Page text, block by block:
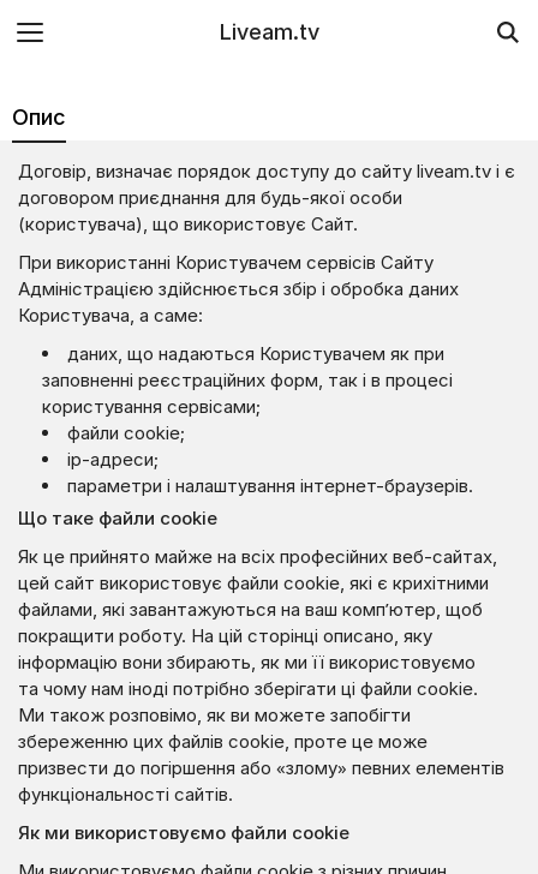
Liveam.tv
Опис
Договір, визначає порядок доступу до сайту liveam.tv і є
договором приєднання для будь-якої особи
(користувача), що використовує Сайт.
При використанні Користувачем сервісів Сайту
Адміністрацією здійснюється збір і обробка даних
Користувача, а саме:
даних, що надаються Користувачем як при
заповненні реєстраційних форм, так і в процесі
користування сервісами;
файли cookie;
ір-адреси;
параметри і налаштування інтернет-браузерів.
Що таке файли cookie
Як це прийнято майже на всіх професійних веб-сайтах,
цей сайт використовує файли cookie, які є крихітними
файлами, які завантажуються на ваш комп’ютер, щоб
покращити роботу. На цій сторінці описано, яку
інформацію вони збирають, як ми її використовуємо
та чому нам іноді потрібно зберігати ці файли cookie.
Ми також розповімо, як ви можете запобігти
збереженню цих файлів cookie, проте це може
призвести до погіршення або «злому» певних елементів
функціональності сайтів.
Як ми використовуємо файли cookie